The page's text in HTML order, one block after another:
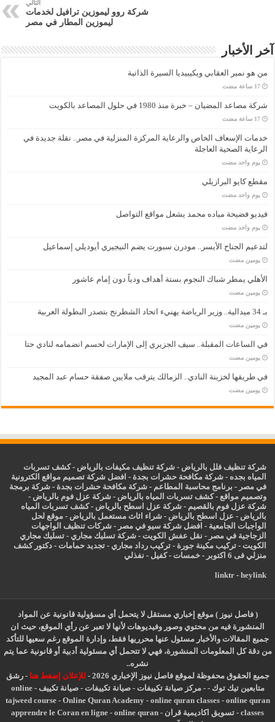
التالي
شركة روو ليموزين ترافيل لخدمات
ليموزين المطار في مصر
آخر الأخبار
من هو نمير العقابي ويكيبيديا السيرة الذاتية
‏17 ساعة مضت
شركة مصاعد المضيان – خبرة منذ 1980 في حلول المصاعد بالكويت
‏17 ساعة مضت
خدمات الإسعاف الخاص والرعاية المركزة المنزلية في مصر.. نقلة جديدة في
الرعاية الصحية العاجلة
‏يوم واحد مضت
مقطع كايو البرازيلي
‏يوم واحد مضت
فيديو فضيحة مياده محمد يشعل مواقع التواصل
‏يوم واحد مضت
لتدعيم الجناح الأيسر.. مودرن سبورت يضم النيجيري أيوديلي إسماعيل
‏يومين مضت
الأهلي يمطر شباك النجوم بستة أهداف ودياً دون إمام عاشور
‏يومين مضت
بـ 34 ميدالية.. وزير الرياضة يهنيء اتحاد الشطرنج بتصدر البطولة العربية
‏يومين مضت
في الساعات المقبلة.. سيف الجزيري إلى الإمارات لحسم انضمامه لنادي حتا
‏يومين مضت
في طريقها لخزينة النادي.. الزمالك يترقب ملايين صفقة حسام عبد المجيد
‏يومين مضت
شركة تنظيف فلل بالرياض -شركة تنظيف مكيفات بالرياض -كشف تسربات
المياه بجده -شركة مكافحة حشرات بجدة - افضل شركة تصميم مواقع الكترونية
في مصر - برنامج محاسبة المطاعم -شركة مكافحة حشرات بجدة -شركة برمجة
وتصميم مواقع -كشف تسربات المياه بالرياض -شركة عزل فوم بالرياض -
شركة عزل فوم بالقصيم -شركة عزل اسطح بالرياض -كشف تسربات المياه
بالرياض - عزل اسطح بالرياض -شراء اثاث مستعمل بالرياض - موقع لحل
الواجبات الجامعية - افضل شركة سيو في مصر -شركات تنظيف الواجهات
الزجاجية في مصر - نقل عفش الكويت -شركة تسليك مجاري -تسليك مجاري
الكويت -تركيب مكينة جورة -تركيب رداد مجاري -تجديد حمامات -دكتور كشف
منزلي فى 6 اكتوبر
-خمسات -كفيل - نفذلي
linktr- heylink
( فاصل نيوز ) موقع إخباري مستقل لا يتحمل أي مسؤولية قانونية عن المواد
المنشورة فيه من محتوي وصور وفيديوهات لأنها لا تعبر عن رأي الموقع، حيث ان
جميع المقالات والأخبار مسئول عنها محرريها فقط، وإدارة الموقع رغم سعيها للتأكد
من دقة كل المعلومات المنشورة، فهي لا تتحمل أي مسئولية أدبية أو قانونية عما يتم
نشره..
جميع الحقوق محفوظة لموقع فاصل نيوز الإخباري 2026 -
للإعلان إضغط هنا -رشق
متابعين تيك توك -
-مركز صيانة تكييفات -صيانة تكييفات -صيانة تكييف -
online
tajweed course- Online Quran Academy- online quran classes- online quran
classes
- تسويق اكاديمية قران -
apprendre le Coran en ligne - online quran